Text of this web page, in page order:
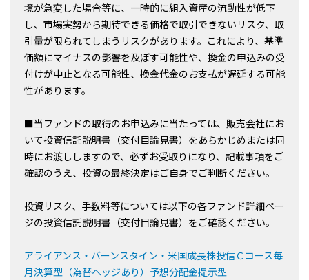
境が急変した場合等に、一時的に組入資産の流動性が低下
し、市場実勢から期待できる価格で取引できないリスク、取
引量が限られてしまうリスクがあります。これにより、基準
価額にマイナスの影響を及ぼす可能性や、換金の申込みの受
付けが中止となる可能性、換金代金のお支払が遅延する可能
性があります。
■当ファンドの取得のお申込みに当たっては、販売会社にお
いて投資信託説明書（交付目論見書）をあらかじめまたは同
時にお渡ししますので、必ずお受取りになり、記載事項をご
確認のうえ、投資の最終決定はご自身でご判断ください。
投資リスク、手数料等については以下の各ファンド詳細ペー
ジの投資信託説明書（交付目論見書）をご確認ください。
アライアンス・バーンスタイン・米国成長株投信Ｃコース毎
月決算型（為替ヘッジあり）予想分配金提示型